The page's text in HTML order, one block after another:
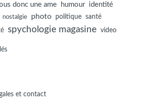
donc une ame
humour identité
nostalgie photo politique
santé
spychologie magasine video
et contact